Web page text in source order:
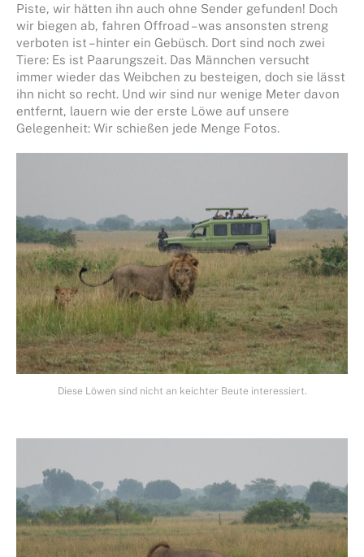
Piste, wir hätten ihn auch ohne Sender gefunden! Doch
wir biegen ab, fahren Offroad – was ansonsten streng
verboten ist – hinter ein Gebüsch. Dort sind noch zwei
Tiere: Es ist Paarungszeit. Das Männchen versucht
immer wieder das Weibchen zu besteigen, doch sie lässt
ihn nicht so recht. Und wir sind nur wenige Meter davon
entfernt, lauern wie der erste Löwe auf unsere
Gelegenheit: Wir schießen jede Menge Fotos.
Diese Löwen sind nicht an keichter Beute interessiert.